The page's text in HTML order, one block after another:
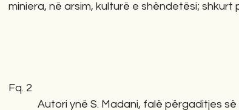
miniera, në arsim, kulturë e shëndetësi;
Fq. 2